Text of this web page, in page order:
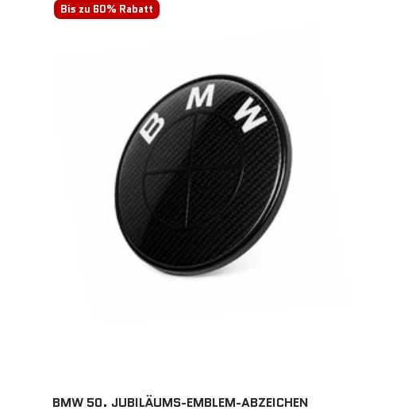
Bis zu 60% Rabatt
BMW 50. JUBILÄUMS-EMBLEM-ABZEICHEN